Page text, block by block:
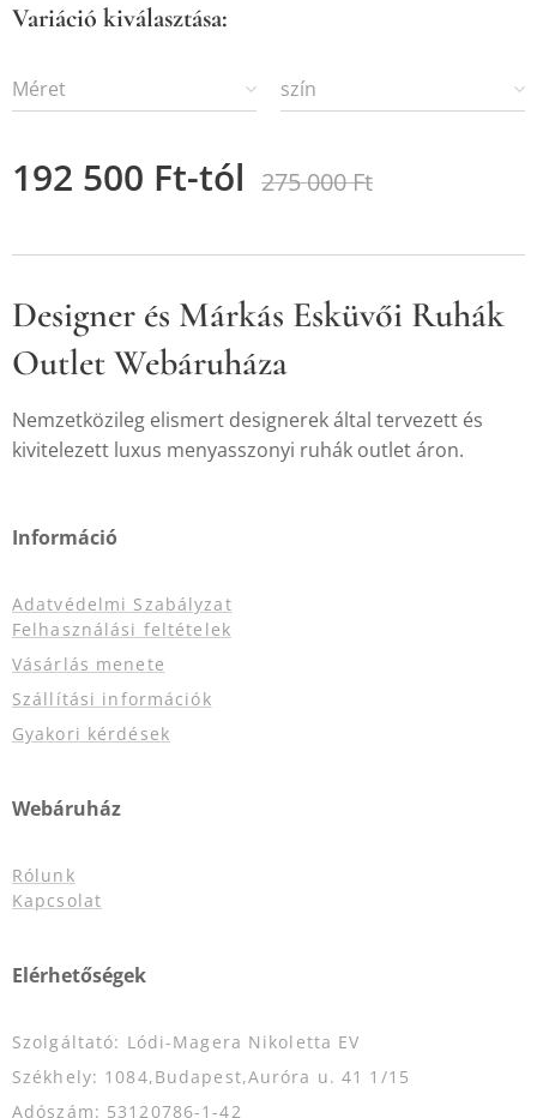
Variáció kiválasztása:
Méret szín
192 500 Ft-tól 275 000Ft
Designer és Márkás Esküvői Ruhák
Outlet Webáruháza
Nemzetközileg elismert designerek által tervezett és
kivitelezett luxus menyasszonyi ruhák outlet áron.
Információ
Adatvédelmi Szabályzat
Felhasználási feltételek
Vásárlás menete
Szállítási információk
Gyakori kérdések
Webáruház
Rólunk
Kapcsolat
Elérhetőségek
Szolgáltató: Lódi-Magera Nikoletta EV
Székhely: 1084,Budapest,Auróra u. 41 1/15
Adószám: 53120786-1-42